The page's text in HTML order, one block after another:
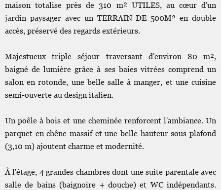
maison totalise près de 310 m² UTILES, au cœur d'un
jardin paysager avec un TERRAIN DE 500M² en double
accès, préservé des regards extérieurs.
Majestueux triple séjour traversant d'environ 80 m²,
baigné de lumière grâce à ses baies vitrées comprend un
salon en rotonde, une belle salle à manger, et une cuisine
semi-ouverte au design italien.
Un poêle à bois et une cheminée renforcent l'ambiance. Un
parquet en chêne massif et une belle hauteur sous plafond
(3,10 m) ajoutent charme et modernité.
À l'étage, 4 grandes chambres dont une suite parentale avec
salle de bains (baignoire + douche) et WC indépendants.